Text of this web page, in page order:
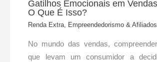
Gatilhos Emocionais em
O Que É Isso?
Renda Extra, Empreendedorismo & Afiliados
No mundo das vendas,
que levam um consumidor a